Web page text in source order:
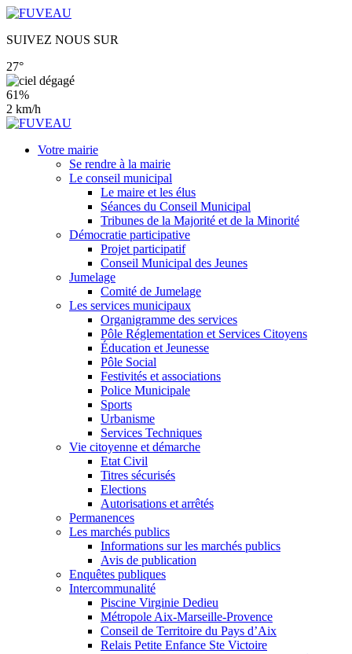
SUIVEZ NOUS SUR
27°
61%
2 km/h
Votre mairie
Se rendre à la mairie
Le conseil municipal
Le maire et les élus
Séances du Conseil Municipal
Tribunes de la Majorité et de la Minorité
Démocratie participative
Projet participatif
Conseil Municipal des Jeunes
Jumelage
Comité de Jumelage
Les services municipaux
Organigramme des services
Pôle Réglementation et Services Citoyens
Éducation et Jeunesse
Pôle Social
Festivités et associations
Police Municipale
Sports
Urbanisme
Services Techniques
Vie citoyenne et démarche
Etat Civil
Titres sécurisés
Elections
Autorisations et arrêtés
Permanences
Les marchés publics
Informations sur les marchés publics
Avis de publication
Enquêtes publiques
Intercommunalité
Piscine Virginie Dedieu
Métropole Aix-Marseille-Provence
Conseil de Territoire du Pays d’Aix
Relais Petite Enfance Ste Victoire